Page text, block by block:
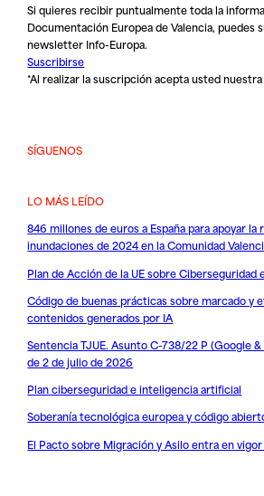
Si quieres recibir puntualmente toda la
Documentación Europea de Valencia, puedes
newsletter Info-Europa.
Suscribirse
*Al realizar la suscripción acepta usted
SÍGUENOS
LO MÁS LEÍDO
846 millones de euros a España para apoyar
inundaciones de 2024 en la Comunidad
Plan de Acción de la UE sobre
Código de buenas prácticas sobre marcado y
contenidos generados por IA
Sentencia TJUE. Asunto C-738/22 P (Google
de 2 de julio de 2026
Plan ciberseguridad e inteligencia artificial
Soberanía tecnológica europea y código
El Pacto sobre Migración y Asilo entra en vigor